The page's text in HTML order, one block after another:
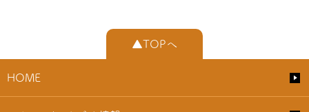
▲TOPへ
HOME